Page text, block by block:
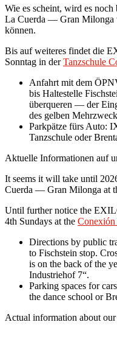
Wie es scheint, wird es
La Cuerda — Gran Milonga
können.
Bis auf weiteres findet die
Sonntag in derTanzschule
Anfahrt mit dem
bis Haltestelle
überqueren — der
des gelben
Parkpätze fürs Auto:
Tanzschule oder
Aktuelle Informationen auf
It seems it will take until
Cuerda — Gran Milonga at
Until further notice the
4th Sundays at the Conexión
Directions by public
to Fischstein stop.
is on the back of the
Industriehof 7“.
Parking spaces for
the dance school or
Actual information about